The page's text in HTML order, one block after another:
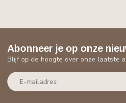
Abonneer je op onze
Blijf op de hoogte over onze laatste